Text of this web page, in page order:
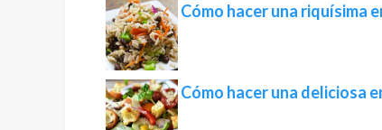
Cómo hacer una riquísima
Cómo hacer una deliciosa